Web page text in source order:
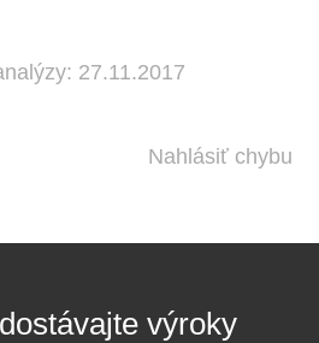
27.11.2017
Nahlásiť chybu
výroky